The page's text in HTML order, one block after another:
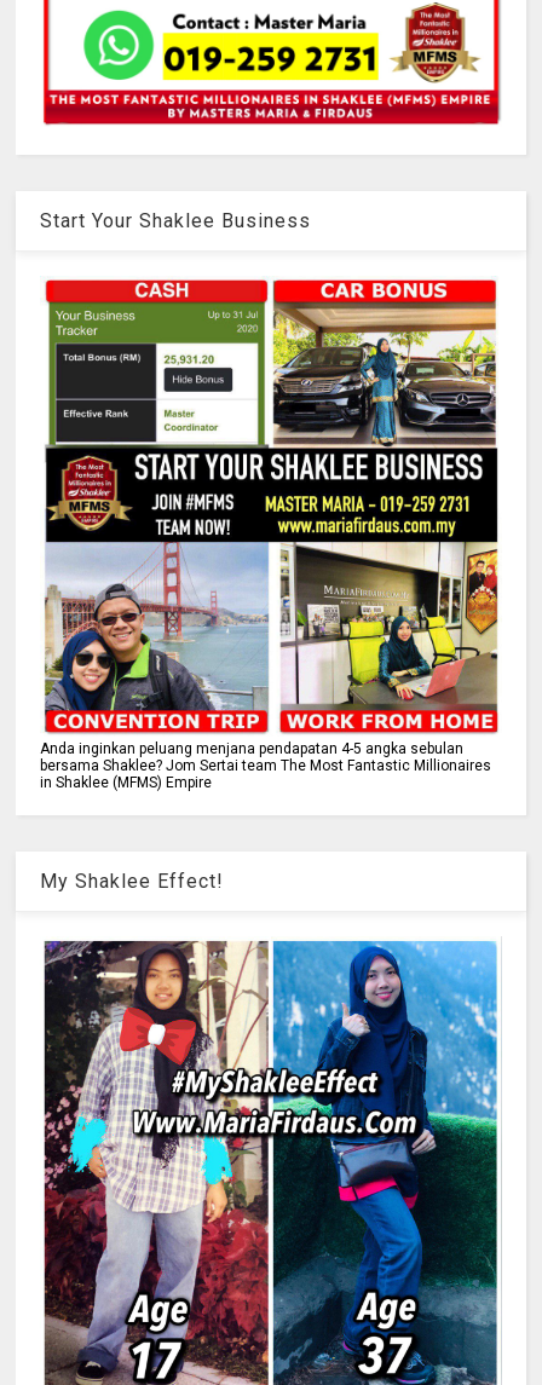
Start Your Shaklee Business
Anda inginkan peluang menjana pendapatan 4-5 angka sebulan
bersama Shaklee? Jom Sertai team The Most Fantastic Millionaires
in Shaklee (MFMS) Empire
My Shaklee Effect!